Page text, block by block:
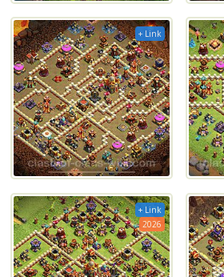
+ Link
+ Link
2026